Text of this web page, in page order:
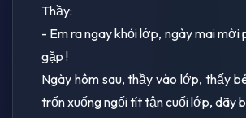
Thầy:
- Em ra ngay khỏi lớp, ngày mai mời
gặp !
Ngày hôm sau, thầy vào lớp, thấy
trốn xuống ngối tít tận cuối lớp, dãy